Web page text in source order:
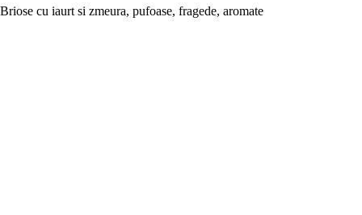
Briose cu iaurt si zmeura, pufoase, fragede, aromate